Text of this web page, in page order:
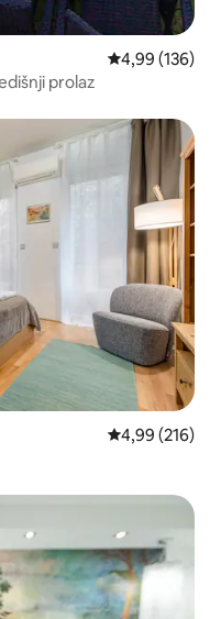
Prosječna
4,99 (136)
prolaz
„Odabrali gosti”
Prosječna
4,99 (216)